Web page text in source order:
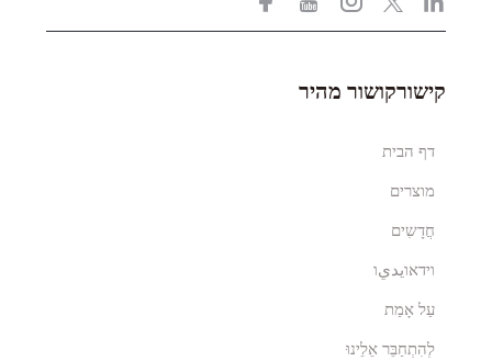
קישורקושור מהיר
דף הבית
מוצרים
חֲדָשִים
וידאוيديו
עַל אָמַת
לְהִתְחַבֵּר אֵלֵינוּ